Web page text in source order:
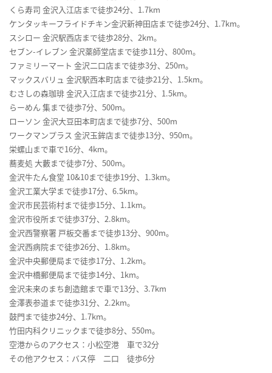
くら寿司 金沢入江店まで徒歩24分、1.7km
ケンタッキーフライドチキン金沢新神田店まで徒歩24分、1.7km。
スシロー 金沢駅西店まで徒歩28分、2km。
セブン-イレブン 金沢薬師堂店まで徒歩11分、800m。
ファミリーマート 金沢二口店まで徒歩3分、250m。
マックスバリュ 金沢駅西本町店まで徒歩21分、1.5km。
むさしの森珈琲 金沢入江店まで徒歩21分、1.5km。
らーめん 集まで徒歩7分、500m。
ローソン 金沢大豆田本町店まで徒歩7分、500m
ワークマンプラス 金沢玉鉾店まで徒歩13分、950m。
栄螺山まで車で16分、4km。
蕎麦処 大藪まで徒歩7分、500m。
金沢牛たん食堂 10&10まで徒歩19分、1.3km。
金沢工業大学まで徒歩17分、6.5km。
金沢市民芸術村まで徒歩15分、1.1km。
金沢市役所まで徒歩37分、2.8km。
金沢西警察署 戸板交番まで徒歩13分、900m。
金沢西病院まで徒歩26分、1.8km。
金沢中央郵便局まで徒歩17分、1.2km。
金沢中橋郵便局まで徒歩14分、1km。
金沢未来のまち創造館まで車で13分、3.7km
金澤表参道まで徒歩31分、2.2km。
鼓門まで徒歩24分、1.7km。
竹田内科クリニックまで徒歩8分、550m。
空港からのアクセス：小松空港 車で32分
その他アクセス：バス停 二口 徒歩6分